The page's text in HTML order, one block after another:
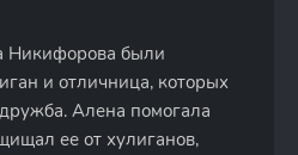
Никифорова были
и отличница, которых
Алена помогала
ее от хулиганов,